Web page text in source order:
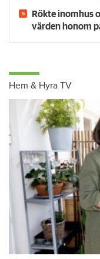
Rökte inomhus
värden honom
Hem & Hyra TV